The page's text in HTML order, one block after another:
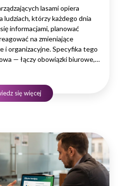
lasami opiera
ludziach, którzy każdego dnia
informacjami, planować
na zmieniające
i organizacyjne. Specyfika tego
— łączy obowiązki biurowe,
takim środowisku
lecz dobrze…
się więcej